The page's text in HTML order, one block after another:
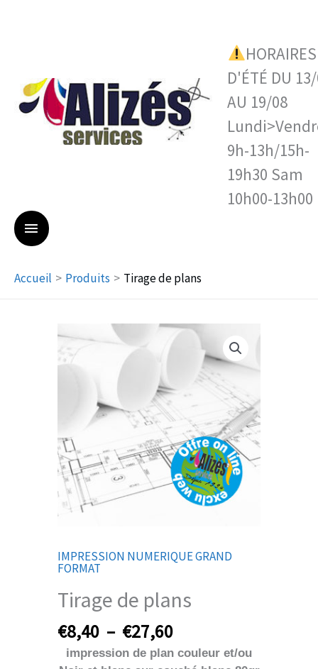
HORAIRES
D'ÉTÉ DU
AU 19/08
9h-13h/15h-
19h30 Sam
10h00-13h00
Accueil Produits Tirage de plans
IMPRESSION NUMERIQUE GRAND
FORMAT
Tirage de plans
€8,40 – €27,60
Plage
de
prix :
€8,40
€27,60
impression de plan couleur et/ou
quantité
de
Tirage